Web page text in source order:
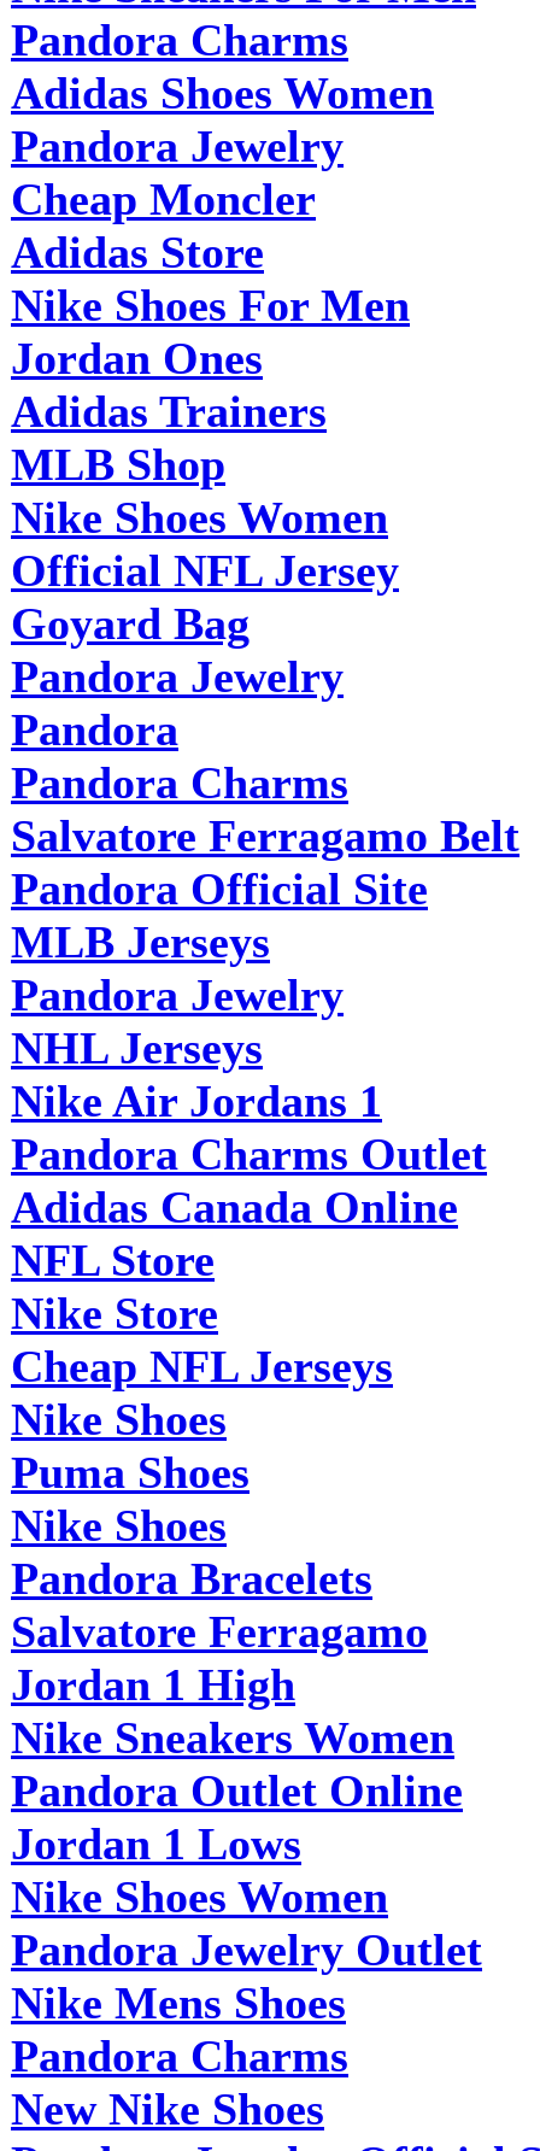
Pandora Charms
Adidas Shoes Women
Pandora Jewelry
Cheap Moncler
Adidas Store
Nike Shoes For Men
Jordan Ones
Adidas Trainers
MLB Shop
Nike Shoes Women
Official NFL Jersey
Goyard Bag
Pandora Jewelry
Pandora
Pandora Charms
Salvatore Ferragamo Belt
Pandora Official Site
MLB Jerseys
Pandora Jewelry
NHL Jerseys
Nike Air Jordans 1
Pandora Charms Outlet
Adidas Canada Online
NFL Store
Nike Store
Cheap NFL Jerseys
Nike Shoes
Puma Shoes
Nike Shoes
Pandora Bracelets
Salvatore Ferragamo
Jordan 1 High
Nike Sneakers Women
Pandora Outlet Online
Jordan 1 Lows
Nike Shoes Women
Pandora Jewelry Outlet
Nike Mens Shoes
Pandora Charms
New Nike Shoes